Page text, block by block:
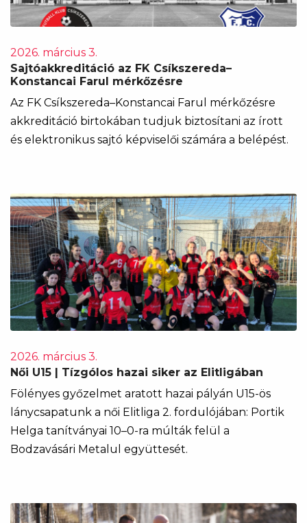
2026. március 3.
Sajtóakkreditáció az FK Csíkszereda–
Konstancai Farul mérkőzésre
Az FK Csíkszereda–Konstancai Farul mérkőzésre
akkreditáció birtokában tudjuk biztosítani az írott
és elektronikus sajtó képviselői számára a belépést.
2026. március 3.
Női U15 | Tízgólos hazai siker az Elitligában
Fölényes győzelmet aratott hazai pályán U15-ös
lánycsapatunk a női Elitliga 2. fordulójában: Portik
Helga tanítványai 10–0-ra múlták felül a
Bodzavásári Metalul együttesét.